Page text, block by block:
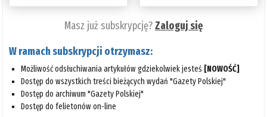
Masz już subskrypcję?Zaloguj się
W ramach subskrypcji otrzymasz:
Możliwość odsłuchiwania artykułów gdziekolwiek jesteś [NOWOŚĆ]
Dostęp do wszystkich treści bieżących wydań "Gazety Polskiej"
Dostęp do archiwum "Gazety Polskiej"
Dostęp do felietonów on-line